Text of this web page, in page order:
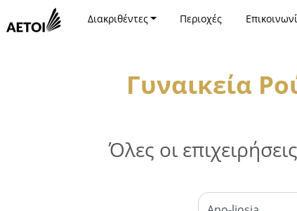
Διακριθέντες Περιοχές
Γυναικεία
Όλες οι